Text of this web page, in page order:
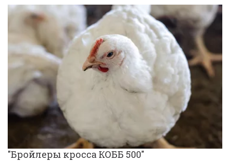
"Бройлеры кросса КОББ 500"